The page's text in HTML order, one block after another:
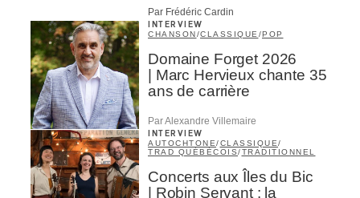
Par Frédéric Cardin
INTERVIEW
CHANSON /CLASSIQUE/POP
Domaine Forget 2026
| Marc Hervieux chante 35
ans de carrière
Par Alexandre Villemaire
INTERVIEW
AUTOCHTONE/CLASSIQUE/
TRAD QUÉBÉCOIS/TRADITIONNEL
Concerts aux Îles du Bic
| Robin Servant : la